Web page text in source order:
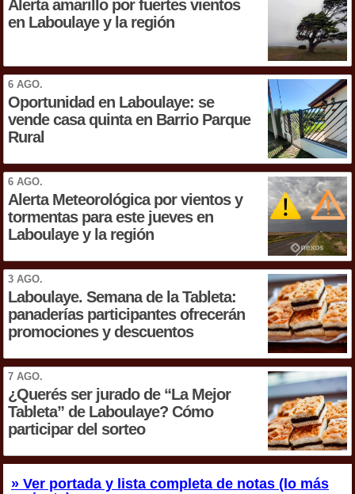
Alerta amarillo por fuertes vientos
en Laboulaye y la región
6 AGO.
Oportunidad en Laboulaye: se
vende casa quinta en Barrio Parque
Rural
6 AGO.
Alerta Meteorológica por vientos y
tormentas para este jueves en
Laboulaye y la región
3 AGO.
Laboulaye. Semana de la Tableta:
panaderías participantes ofrecerán
promociones y descuentos
7 AGO.
¿Querés ser jurado de “La Mejor
Tableta” de Laboulaye? Cómo
participar del sorteo
» Ver portada y lista completa de notas (lo más